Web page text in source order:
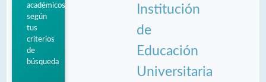
académicos
según
tus
criterios
de
búsqueda
Institución
de
Educación
Universitaria